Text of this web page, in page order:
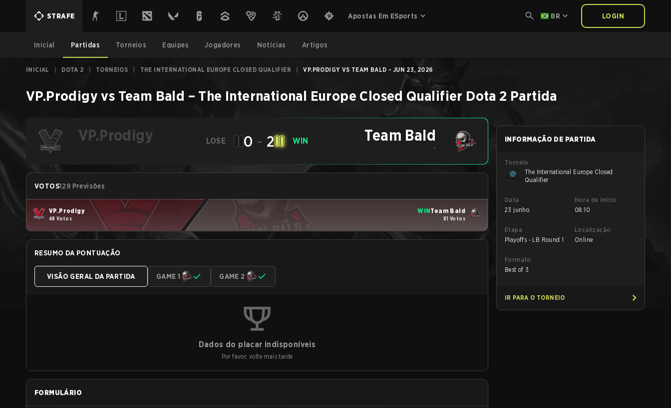
STRAFE Apostas Em ESports BR LOGIN
Inicial Partidas Torneios Equipes Jogadores Notícias Artigos
INICIAL DOTA 2 TORNEIOS THE INTERNATIONAL EUROPE CLOSED QUALIFIER VP.PRODIGY VS TEAM BALD - JUN 23, 2026
VP.Prodigy vs Team Bald – The International Europe Closed Qualifier Dota 2 Partida
VP.Prodigy
-
LOSE 0 - 2 WIN Team Bald
-
VOTOS129 Previsões
VP.Prodigy
48 Votos
WINTeam Bald
81 Votos
RESUMO DA PONTUAÇÃO
VISÃO GERAL DA PARTIDA GAME 1 GAME 2
Dados do placar indisponíveis
Por favor, volte mais tarde
FORMULÁRIO
INFORMAÇÃO DE PARTIDA
Torneio
The International Europe Closed
Qualifier
Data
23 junho
Hora de início
08:10
Etapa
Playoffs - LB Round 1
Localização
Online
Formato
Best of 3
IR PARA O TORNEIO